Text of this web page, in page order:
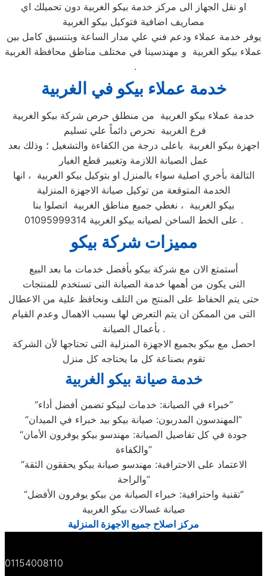
او نقل الجهاز الى مركز خدمة بيكو الغربية دون تحميلك اي
مصاريف اضافية فتوكيل بيكو الغربية
يوفر خدمة عملاء ودعم فني علي مدار الساعة وبتنسيق كامل بين
عملاء بيكو الغربية و مهندسينا في مختلف مناطق محافظة الغربية
.
خدمة عملاء بيكو في الغربية
خدمة عملاء بيكو الغربية من منطلق حرص شركة بيكو الغربية
فرع الغربية نحرص دائماً علي تسليم
اجهزة بيكو الغربية باعلى درجة من الكفاءة والتشغيل ؛ وذلك بعد
عمل الصيانة اللازمة وتغيير قطع الغيار
التالفة بأخري اصلية سواء بالمنزل او بتوكيل بيكو الغربية ، انها
الخدمة المتوقعة من توكيل صيانة الاجهزة المنزلية
بيكو الغربية ، نغطي جميع مناطق الغربية اتصلوا بنا
على الخط الساخن لصيانه بيكو الغربية 01095999314 .
مميزات شركة بيكو
أستمتع الان مع شركة بيكو بأفضل خدمات ما بعد البيع
التى يكون من أهمها خدمة الصيانة التى تستخدم للمنتجات
حتى يتم الحفاظ على المنتج من التلف ونحافظ علية من الاعطال
التى من الممكن ان يتم التعرض لها بسبب الاهمال وعدم القيام
بأعمال الصيانة .
احصل مع بيكو بجميع الاجهزة المنزلية التى تحتاجها لأن الشركة
تقوم بصناعة كل ما يحتاجه كل منزل
خدمة صيانة بيكو الغربية
“خبراء في الصيانة: خدمات لبيكو تضمن أفضل أداء”
“المهندسون المدربون: صيانة بيكو بيد خبراء في الميدان”
“جودة في كل تفاصيل الصيانة: مهندسو بيكو يوفرون الأمان
والكفاءة”
“الاعتماد على الاحترافية: مهندسو صيانة بيكو يحققون الثقة
والراحة”
“تقنية واحترافية: خبراء الصيانة من بيكو يوفرون الأفضل”
صيانة غسالات بيكو الغربية
مركز اصلاح جميع الاجهزة المنزلية
01154008110